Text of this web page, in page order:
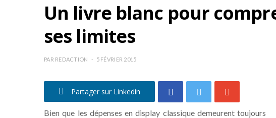
Un livre blanc pour
ses limites
PAR REDACTION 5 FÉVRIER 2015
Partager sur Linkedin
Bien que les dépenses en display classique demeurent toujours